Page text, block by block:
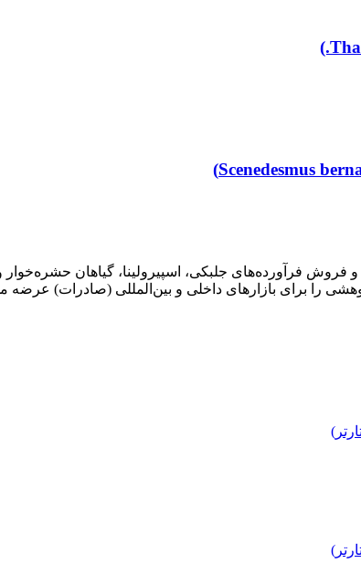
فروش فرآورده‌های جلبکی، اسپیرولینا، گیاهان
را برای بازارهای داخلی و بین‌المللی (صادرات) عرضه